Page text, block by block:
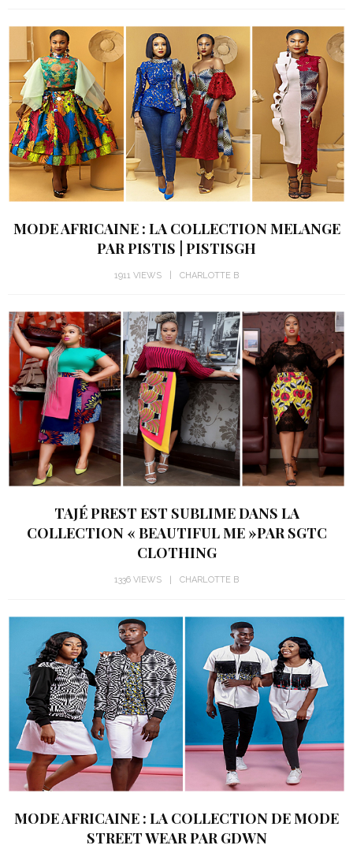
MODE AFRICAINE : LA COLLECTION MELANGE
PAR PISTIS | PISTISGH
1911 VIEWS CHARLOTTE B
TAJÉ PREST EST SUBLIME DANS LA
COLLECTION « BEAUTIFUL ME »PAR SGTC
CLOTHING
1336 VIEWS CHARLOTTE B
MODE AFRICAINE : LA COLLECTION DE MODE
STREET WEAR PAR GDWN